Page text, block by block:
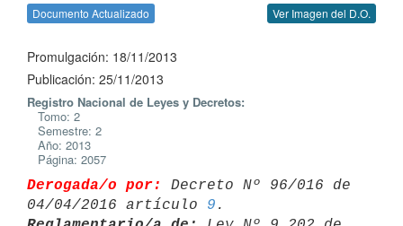
Documento Actualizado Ver Imagen del D.O.
Promulgación: 18/11/2013
Publicación: 25/11/2013
Registro Nacional de Leyes y Decretos:
Tomo: 2
Semestre: 2
Año: 2013
Página: 2057
Derogada/o por:
Decreto Nº 96/016 de
04/04/2016 artículo 9